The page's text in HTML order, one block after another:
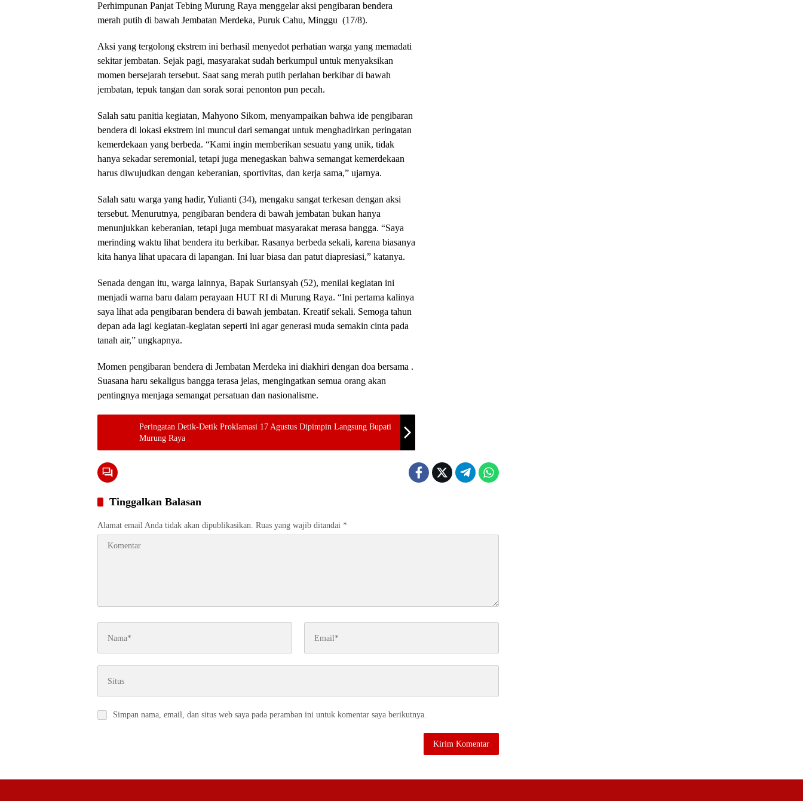
Perhimpunan Panjat Tebing Murung Raya menggelar aksi pengibaran bendera
merah putih di bawah Jembatan Merdeka, Puruk Cahu, Minggu (17/8).
Aksi yang tergolong ekstrem ini berhasil menyedot perhatian warga yang memadati
sekitar jembatan. Sejak pagi, masyarakat sudah berkumpul untuk menyaksikan
momen bersejarah tersebut. Saat sang merah putih perlahan berkibar di bawah
jembatan, tepuk tangan dan sorak sorai penonton pun pecah.
Salah satu panitia kegiatan, Mahyono Sikom, menyampaikan bahwa ide pengibaran
bendera di lokasi ekstrem ini muncul dari semangat untuk menghadirkan peringatan
kemerdekaan yang berbeda. “Kami ingin memberikan sesuatu yang unik, tidak
hanya sekadar seremonial, tetapi juga menegaskan bahwa semangat kemerdekaan
harus diwujudkan dengan keberanian, sportivitas, dan kerja sama,” ujarnya.
Salah satu warga yang hadir, Yulianti (34), mengaku sangat terkesan dengan aksi
tersebut. Menurutnya, pengibaran bendera di bawah jembatan bukan hanya
menunjukkan keberanian, tetapi juga membuat masyarakat merasa bangga. “Saya
merinding waktu lihat bendera itu berkibar. Rasanya berbeda sekali, karena biasanya
kita hanya lihat upacara di lapangan. Ini luar biasa dan patut diapresiasi,” katanya.
Senada dengan itu, warga lainnya, Bapak Suriansyah (52), menilai kegiatan ini
menjadi warna baru dalam perayaan HUT RI di Murung Raya. “Ini pertama kalinya
saya lihat ada pengibaran bendera di bawah jembatan. Kreatif sekali. Semoga tahun
depan ada lagi kegiatan-kegiatan seperti ini agar generasi muda semakin cinta pada
tanah air,” ungkapnya.
Momen pengibaran bendera di Jembatan Merdeka ini diakhiri dengan doa bersama .
Suasana haru sekaligus bangga terasa jelas, mengingatkan semua orang akan
pentingnya menjaga semangat persatuan dan nasionalisme.
Peringatan Detik-Detik Proklamasi 17 Agustus Dipimpin Langsung Bupati
Murung Raya
Tinggalkan Balasan
Alamat email Anda tidak akan dipublikasikan. Ruas yang wajib ditandai *
Simpan nama, email, dan situs web saya pada peramban ini untuk komentar saya berikutnya.